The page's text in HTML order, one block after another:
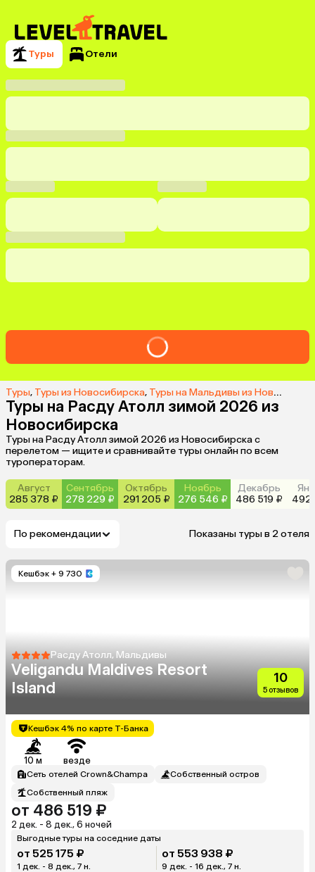
Туры Отели
Туры, Туры из Новосибирска, Туры на Мальдивы из Новосибирска
Туры на Расду Атолл зимой 2026 из
Новосибирска
Туры на Расду Атолл зимой 2026 из Новосибирска с
перелетом — ищите и сравнивайте туры онлайн по всем
туроператорам.
Август
285 378 ₽
Сентябрь
278 229 ₽
Октябрь
291 205 ₽
Ноябрь
276 546 ₽
Декабрь
486 519 ₽
492
По рекомендации Показаны туры в 2 отеля
Кешбэк + 9 730
Расду Атолл, Мальдивы
Veligandu Maldives Resort
Island
10
5 отзывов
Кешбэк 4% по карте Т-Банка
10 м везде
Сеть отелей Crown&Champa
Собственный остров
Собственный пляж
от 486 519 ₽
2 дек. - 8 дек., 6 ночей
Выгодные туры на соседние даты
от 525 175 ₽
1 дек. - 8 дек., 7 н.
от 553 938 ₽
9 дек. - 16 дек., 7 н.